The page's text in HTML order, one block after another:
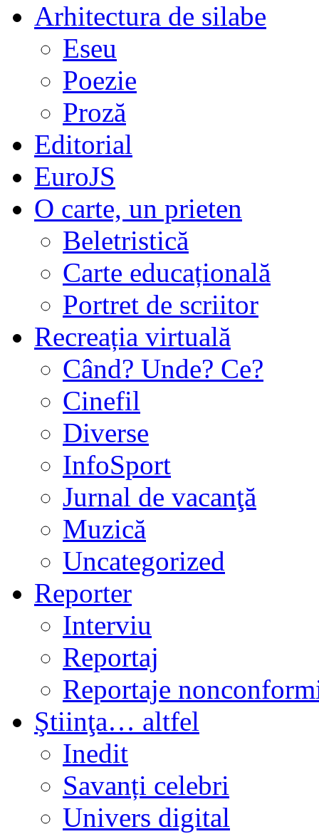
Arhitectura de silabe
Eseu
Poezie
Proză
Editorial
EuroJS
O carte, un prieten
Beletristică
Carte educațională
Portret de scriitor
Recreația virtuală
Când? Unde? Ce?
Cinefil
Diverse
InfoSport
Jurnal de vacanţă
Muzică
Uncategorized
Reporter
Interviu
Reportaj
Reportaje
Ştiinţa… altfel
Inedit
Savanți celebri
Univers digital